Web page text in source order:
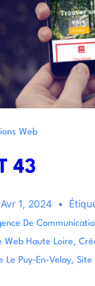
Web
43
Avr 1, 2024
De
Web Haute Loire,
Le Puy-En-Velay, Site